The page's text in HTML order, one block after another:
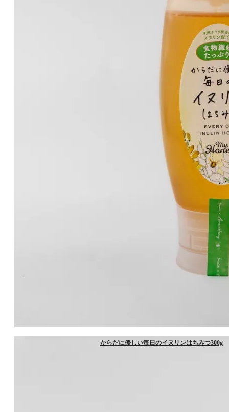
からだに優しい毎日のイヌリンはちみつ300g